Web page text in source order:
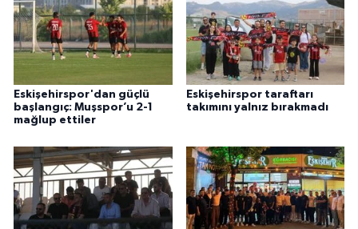
Eskişehirspor'dan güçlü
başlangıç: Muşspor’u 2-1
mağlup ettiler
Eskişehirspor taraftarı
takımını yalnız bırakmadı